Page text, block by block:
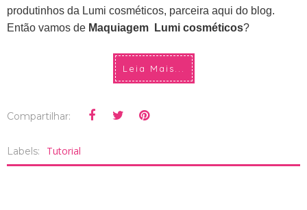
produtinhos da Lumi cosméticos, parceira aqui do blog.
Então vamos de Maquiagem Lumi cosméticos?
Leia Mais...
Compartilhar:
Labels: Tutorial